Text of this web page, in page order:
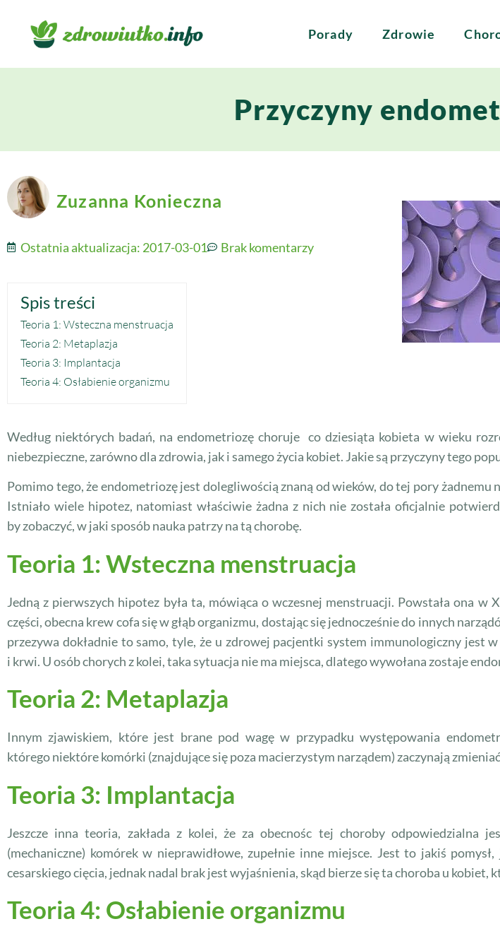
Porady Zdrowie
Przyczyny
Zuzanna Konieczna
Ostatnia aktualizacja: 2017-03-01 Brak komentarzy
Spis treści
Teoria 1: Wsteczna menstruacja
Teoria 2: Metaplazja
Teoria 3: Implantacja
Teoria 4: Osłabienie organizmu
Według niektórych badań, na endometriozę choruje co dziesiąta kobieta w wieku
niebezpieczne, zarówno dla zdrowia, jak i samego życia kobiet. Jakie są przyczyny tego
Pomimo tego, że endometriozę jest dolegliwością znaną od wieków, do tej pory żadnemu
Istniało wiele hipotez, natomiast właściwie żadna z nich nie została oficjalnie
by zobaczyć, w jaki sposób nauka patrzy na tą chorobę.
Teoria 1: Wsteczna menstruacja
Jedną z pierwszych hipotez była ta, mówiąca o wczesnej menstruacji. Powstała ona
części, obecna krew cofa się w głąb organizmu, dostając się jednocześnie do innych
przezywa dokładnie to samo, tyle, że u zdrowej pacjentki system immunologiczny jest
i krwi. U osób chorych z kolei, taka sytuacja nie ma miejsca, dlatego wywołana zostaje
Teoria 2: Metaplazja
Innym zjawiskiem, które jest brane pod wagę w przypadku występowania
którego niektóre komórki (znajdujące się poza macierzystym narządem) zaczynają
Teoria 3: Implantacja
Jeszcze inna teoria, zakłada z kolei, że za obecnośc tej choroby odpowiedzialna
(mechaniczne) komórek w nieprawidłowe, zupełnie inne miejsce. Jest to jakiś
cesarskiego cięcia, jednak nadal brak jest wyjaśnienia, skąd bierze się ta choroba u kobiet,
Teoria 4: Osłabienie organizmu